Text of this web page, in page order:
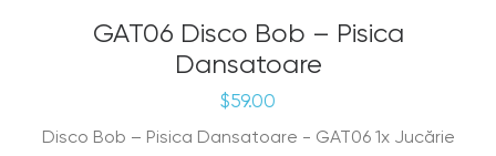
GAT06 Disco Bob – Pisica
Dansatoare
$59.00
Disco Bob – Pisica Dansatoare - GAT06 1x Jucărie